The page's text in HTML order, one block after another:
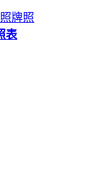
牌照
表